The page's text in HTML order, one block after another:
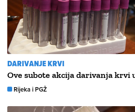
DARIVANJE KRVI
Ove subote akcija darivanja krvi
Rijeka i PGŽ